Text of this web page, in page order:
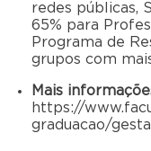
redes públicas,
65% para
Programa de
grupos com
Mais
https://
graduacao/